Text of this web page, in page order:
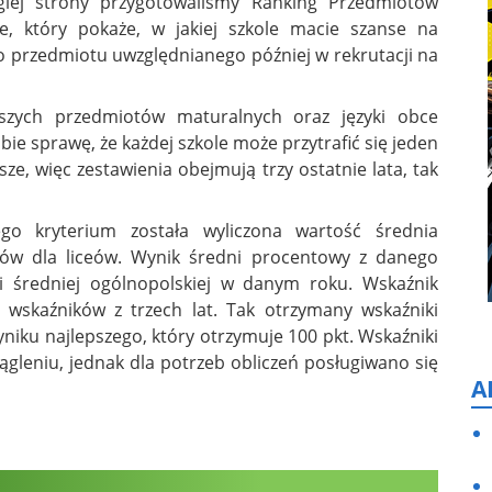
który pokaże, w jakiej szkole macie szanse na
uwzględnianego później w rekrutacji na
przedmiotów maturalnych oraz języki obce
sprawę, że każdej szkole może przytrafić się jeden
więc zestawienia obejmują trzy ostatnie lata, tak
kryterium została wyliczona wartość średnia
dla liceów. Wynik średni procentowy z danego
ogólnopolskiej w danym roku. Wskaźnik
z trzech lat. Tak otrzymany wskaźniki
najlepszego, który otrzymuje 100 pkt. Wskaźniki
jednak dla potrzeb obliczeń posługiwano się